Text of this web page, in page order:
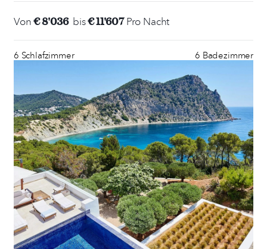
Von€ 8'036 bis€ 11'607Pro Nacht
6 Schlafzimmer 6 Badezimmer